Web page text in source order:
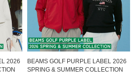
2026
BEAMS GOLF PURPLE LABEL 2026
SPRING & SUMMER COLLECTION